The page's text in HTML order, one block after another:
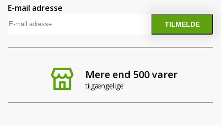
Mere end 500 varer
tilgængelige
E-mail adresse